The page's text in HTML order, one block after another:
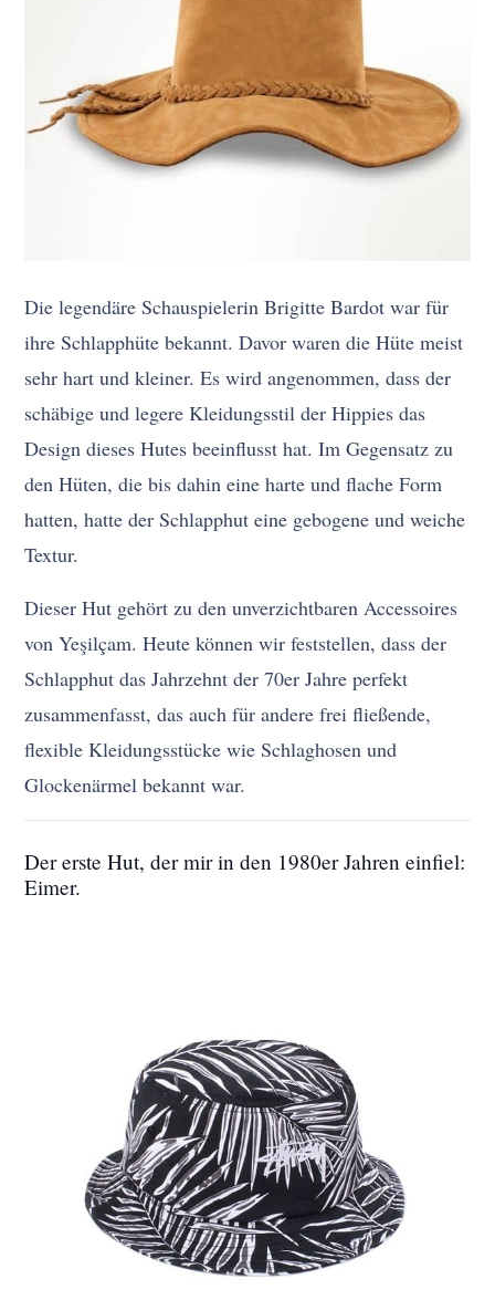
Die legendäre Schauspielerin Brigitte Bardot war für
ihre Schlapphüte bekannt. Davor waren die Hüte meist
sehr hart und kleiner. Es wird angenommen, dass der
schäbige und legere Kleidungsstil der Hippies das
Design dieses Hutes beeinflusst hat. Im Gegensatz zu
den Hüten, die bis dahin eine harte und flache Form
hatten, hatte der Schlapphut eine gebogene und weiche
Textur.
Dieser Hut gehört zu den unverzichtbaren Accessoires
von Yeşilçam. Heute können wir feststellen, dass der
Schlapphut das Jahrzehnt der 70er Jahre perfekt
zusammenfasst, das auch für andere frei fließende,
flexible Kleidungsstücke wie Schlaghosen und
Glockenärmel bekannt war.
Der erste Hut, der mir in den 1980er Jahren einfiel:
Eimer.